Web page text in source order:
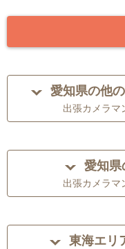
愛知県の他
出張カメラマ
愛知県
出張カメラマ
東海エリ